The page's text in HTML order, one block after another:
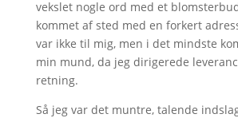
vekslet nogle ord med et
kommet af sted med en forkert
var ikke til mig, men i det mindste
min mund, da jeg dirigerede
retning.
Så jeg var det muntre, talende